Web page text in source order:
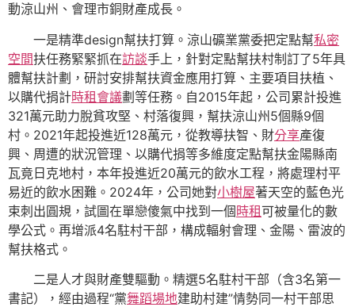
動涼山州、會理市銅財產成長。
一是精準design幫扶打算。涼山礦業黨委把定點幫私密
空間扶任務緊緊抓在訪談手上，針對定點幫扶村制訂了5年具
體幫扶計劃，研討安排幫扶資金應用打算、主要項目扶植、
以購代捐計時租會議劃等任務。自2015年起，公司累計投進
321萬元助力脫貧攻堅、村落復興，幫扶涼山州5個縣9個
村。2021年起投進近128萬元，從教導扶智、財分享產復
興、周遭的狀況管理、以購代捐等多維度定點幫扶金陽縣南
瓦竟日克地村，本年投進近20萬元的飲水工程，將處理村平
易近的飲水困難。2024年，公司她對小樹屋著天空的藍色光
束刺出圓規，試圖在單戀傻氣中找到一個時租可被量化的數
學公式。再增派4名駐村干部，構成輻射會理、金陽、雷波的
幫扶格式。
二是人才與財產雙驅動。精選5名駐村干部（含3名第一
書記），經由過程“黨舞蹈場地建助村建”情勢同一村干部思